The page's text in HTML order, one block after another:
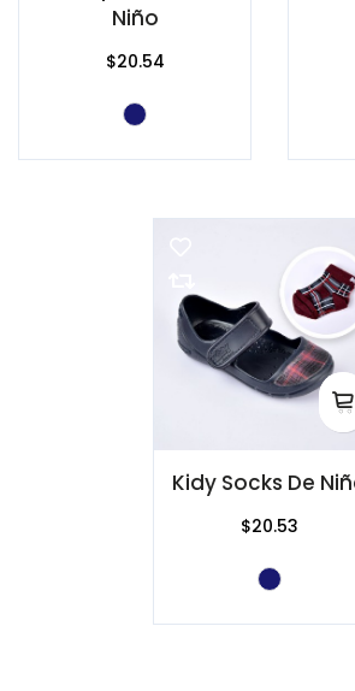
Niño
$20.54
Kidy Socks De
$20.53